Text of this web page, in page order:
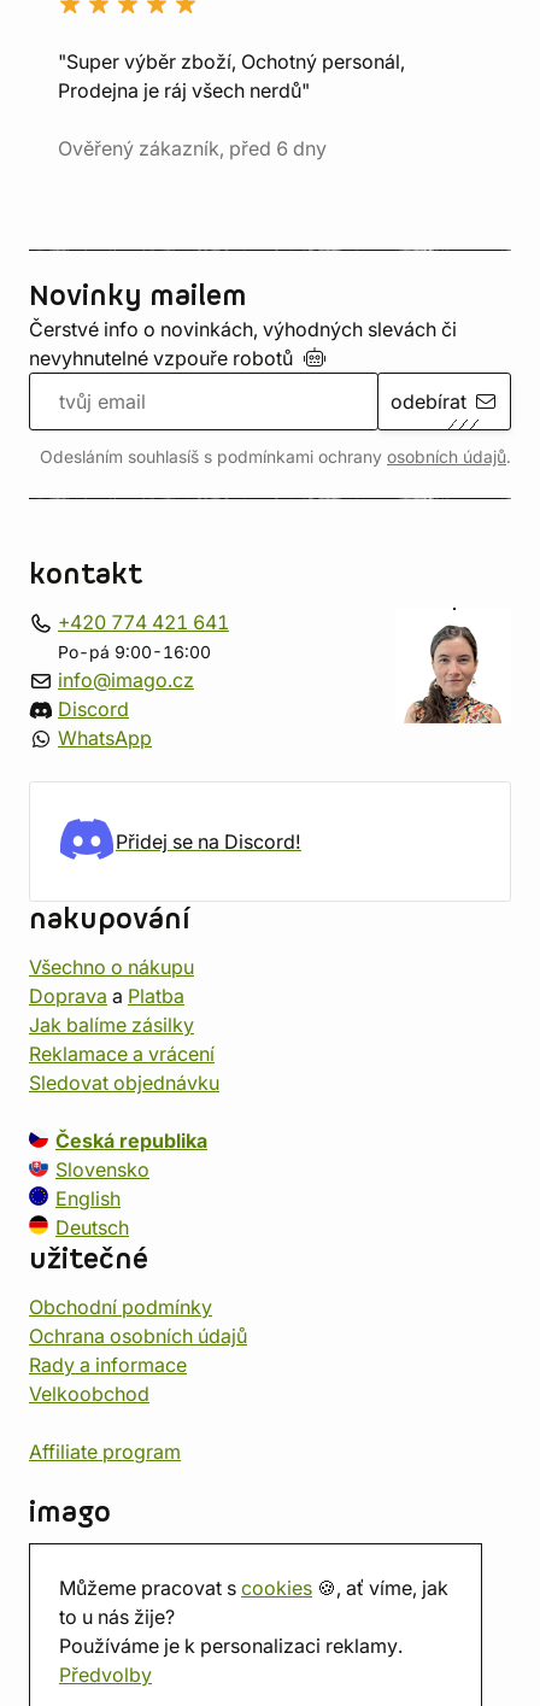
Můžeme pracovat s cookies 🍪, ať víme, jak
to u nás žije?
Používáme je k personalizaci reklamy.
Předvolby
"Super výběr zboží, Ochotný personál,
Prodejna je ráj všech nerdů"
Ověřený zákazník, před 6 dny
Novinky mailem
Čerstvé info o novinkách, výhodných slevách či
nevyhnutelné vzpouře robotů
odebírat
Odesláním souhlasíš s podmínkami ochrany osobních údajů.
kontakt
+420 774 421 641
Po-pá 9:00-16:00
info@imago.cz
Discord
WhatsApp
Přidej se na Discord!
nakupování
Všechno o nákupu
Doprava a Platba
Jak balíme zásilky
Reklamace a vrácení
Sledovat objednávku
Česká republika
Slovensko
English
Deutsch
užitečné
Obchodní podmínky
Ochrana osobních údajů
Rady a informace
Velkoobchod
Affiliate program
imago
Prodejna
Herna
O nás
Hodnocení obchodu